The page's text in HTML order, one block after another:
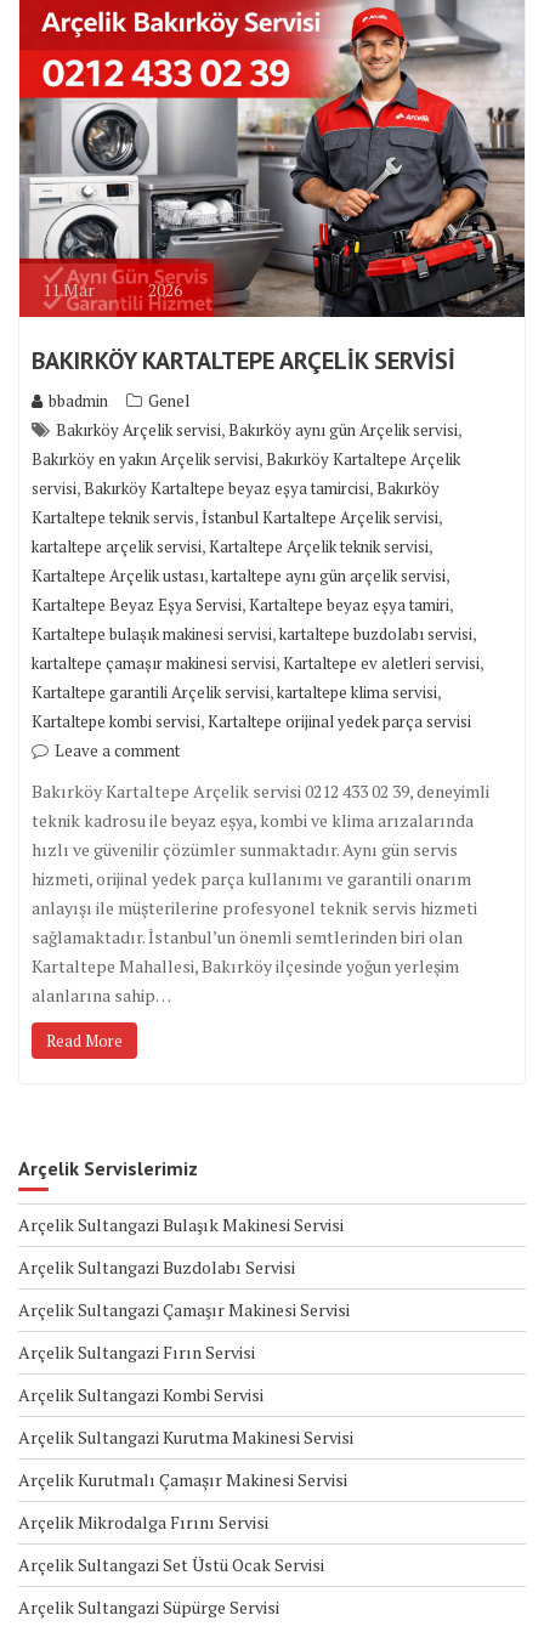
11Mar 2026
BAKIRKÖY KARTALTEPE ARÇELİK SERVİSİ
bbadmin
Genel
Bakırköy Arçelik servisi,Bakırköy aynı gün Arçelik servisi,
Bakırköy en yakın Arçelik servisi,Bakırköy Kartaltepe Arçelik
servisi,Bakırköy Kartaltepe beyaz eşya tamircisi,Bakırköy
Kartaltepe teknik servis,İstanbul Kartaltepe Arçelik servisi,
kartaltepe arçelik servisi,Kartaltepe Arçelik teknik servisi,
Kartaltepe Arçelik ustası,kartaltepe aynı gün arçelik servisi,
Kartaltepe Beyaz Eşya Servisi,Kartaltepe beyaz eşya tamiri,
Kartaltepe bulaşık makinesi servisi,kartaltepe buzdolabı servisi,
kartaltepe çamaşır makinesi servisi,Kartaltepe ev aletleri servisi,
Kartaltepe garantili Arçelik servisi,kartaltepe klima servisi,
Kartaltepe kombi servisi,Kartaltepe orijinal yedek parça servisi
Leave a comment
Bakırköy Kartaltepe Arçelik servisi 0212 433 02 39, deneyimli
teknik kadrosu ile beyaz eşya, kombi ve klima arızalarında
hızlı ve güvenilir çözümler sunmaktadır. Aynı gün servis
hizmeti, orijinal yedek parça kullanımı ve garantili onarım
anlayışı ile müşterilerine profesyonel teknik servis hizmeti
sağlamaktadır. İstanbul’un önemli semtlerinden biri olan
Kartaltepe Mahallesi, Bakırköy ilçesinde yoğun yerleşim
alanlarına sahip…
Read More
Arçelik Servislerimiz
Arçelik Sultangazi Bulaşık Makinesi Servisi
Arçelik Sultangazi Buzdolabı Servisi
Arçelik Sultangazi Çamaşır Makinesi Servisi
Arçelik Sultangazi Fırın Servisi
Arçelik Sultangazi Kombi Servisi
Arçelik Sultangazi Kurutma Makinesi Servisi
Arçelik Kurutmalı Çamaşır Makinesi Servisi
Arçelik Mikrodalga Fırını Servisi
Arçelik Sultangazi Set Üstü Ocak Servisi
Arçelik Sultangazi Süpürge Servisi